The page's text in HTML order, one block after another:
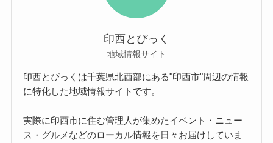
印西とぴっく
地域情報サイト
印西とぴっくは千葉県北西部にある"印西市"周辺の情報
に特化した地域情報サイトです。
実際に印西市に住む管理人が集めたイベント・ニュー
ス・グルメなどのローカル情報を日々お届けしていま